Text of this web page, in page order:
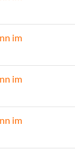
im
im
im